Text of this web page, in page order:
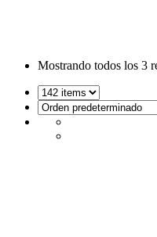
Mostrando todos los 3